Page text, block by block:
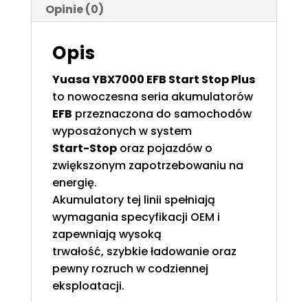
(P+)Opinie (0)
Opis
Yuasa YBX7000 EFB Start Stop Plus
to nowoczesna seria akumulatorów
EFB przeznaczona do samochodów
wyposażonych w system
Start-Stoporaz pojazdów o
zwiększonym zapotrzebowaniu na
energię.
Akumulatory tej linii spełniają
wymagania specyfikacji OEM i
zapewniają wysoką
trwałość, szybkie ładowanie oraz
pewny rozruch w codziennej
eksploatacji.